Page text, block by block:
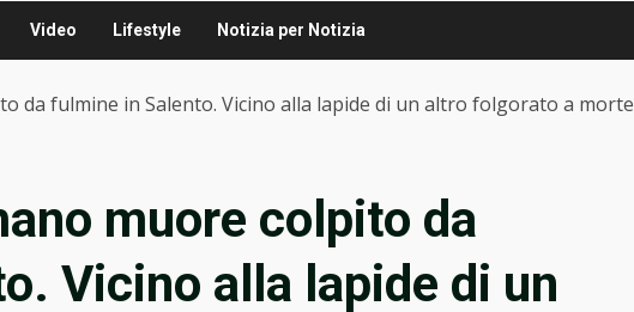
Video Lifestyle Notizia per Notizia
da fulmine in Salento. Vicino alla lapide di un altro folgorato a morte
muore colpito da
Vicino alla lapide di un